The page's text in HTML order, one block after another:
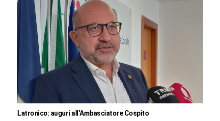
Latronico: auguri all’Ambasciatore Cospito